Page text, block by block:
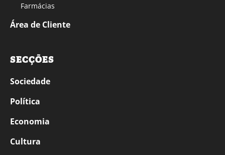
Farmácias
Área de Cliente
SECÇÕES
Sociedade
Política
Economia
Cultura